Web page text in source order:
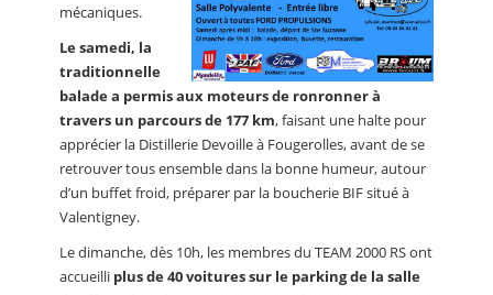
mécaniques.
Le samedi, la
traditionnelle
balade a permis aux moteurs de ronronner à
travers un parcours de 177 km, faisant une halte pour
apprécier la Distillerie Devoille à Fougerolles, avant de se
retrouver tous ensemble dans la bonne humeur, autour
d’un buffet froid, préparer par la boucherie BIF situé à
Valentigney.
Le dimanche, dès 10h, les membres du TEAM 2000 RS ont
accueilli plus de 40 voitures sur le parking de la salle